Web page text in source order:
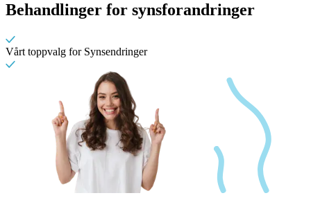
Behandlinger for synsforandringer
Vårt toppvalg for Synsendringer